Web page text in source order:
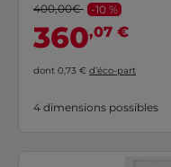
400,00€ -10 %
360,07 €
dont 0,73 € d’éco-part
4 dimensions possibles